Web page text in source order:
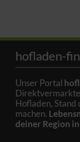
hofladen-
Unser Portal
Hofladen,
machen.
deiner Region